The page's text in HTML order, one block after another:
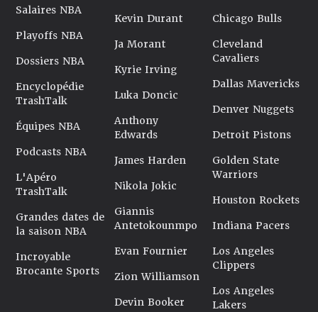
Salaires NBA
Playoffs NBA
Dossiers NBA
Encyclopédie
TrashTalk
Équipes NBA
Podcasts NBA
L'Apéro
TrashTalk
Grandes dates de
la saison NBA
Incroyable
Brocante Sports
Kevin Durant
Ja Morant
Kyrie Irving
Luka Doncic
Anthony
Edwards
James Harden
Nikola Jokic
Giannis
Antetokounmpo
Evan Fournier
Zion Williamson
Devin Booker
Chicago Bulls
Cleveland
Cavaliers
Dallas Mavericks
Denver Nuggets
Detroit Pistons
Golden State
Warriors
Houston Rockets
Indiana Pacers
Los Angeles
Clippers
Los Angeles
Lakers